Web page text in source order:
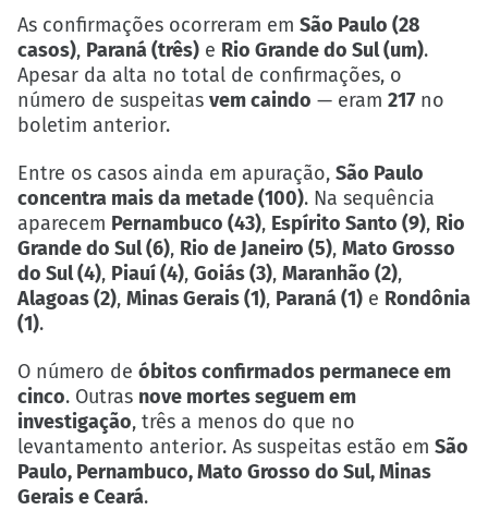
As confirmações ocorreram em São Paulo (28
casos), Paraná (três) e Rio Grande do Sul (um).
Apesar da alta no total de confirmações, o
número de suspeitas vem caindo — eram 217 no
boletim anterior.
Entre os casos ainda em apuração, São Paulo
concentra mais da metade (100). Na sequência
aparecem Pernambuco (43), Espírito Santo (9), Rio
Grande do Sul (6), Rio de Janeiro (5), Mato Grosso
do Sul (4), Piauí (4), Goiás (3), Maranhão (2),
Alagoas (2), Minas Gerais (1), Paraná (1) e Rondônia
(1).
O número de óbitos confirmados permanece em
cinco. Outras nove mortes seguem em
investigação, três a menos do que no
levantamento anterior. As suspeitas estão em São
Paulo, Pernambuco, Mato Grosso do Sul, Minas
Gerais e Ceará.